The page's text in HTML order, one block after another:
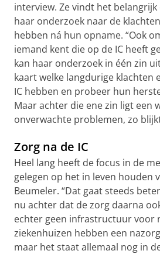
interview. Ze vindt het
haar onderzoek naar de
hebben ná hun opname. “Ook
iemand kent die op de IC heeft
kan haar onderzoek in één zin
kaart welke langdurige klachten
IC hebben en probeer hun
Maar achter die ene zin ligt een
onverwachte problemen, zo
Zorg na de IC
Heel lang heeft de focus in de
gelegen op het in leven houden
Beumeler. “Dat gaat steeds
nu achter dat de zorg daarna
echter geen infrastructuur voor
ziekenhuizen hebben een
maar het staat allemaal nog in